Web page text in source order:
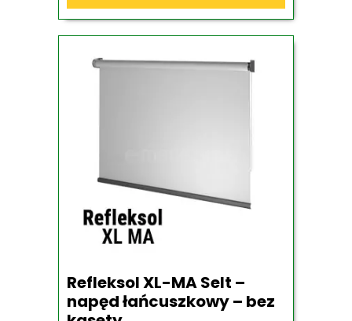
Refleksol XL-MA Selt –
napęd łańcuszkowy – bez